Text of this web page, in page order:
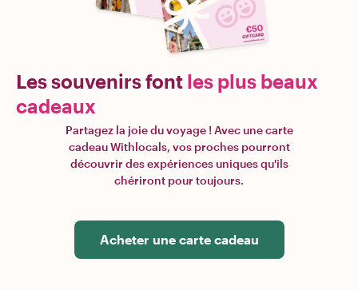
Les souvenirs font les plus beaux
cadeaux
Partagez la joie du voyage ! Avec une carte
cadeau Withlocals, vos proches pourront
découvrir des expériences uniques qu'ils
chériront pour toujours.
Acheter une carte cadeau